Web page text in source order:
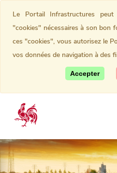
Le Portail Infrastructures
"cookies" nécessaires à son bon
ces "cookies", vous autorisez le
vos données de navigation à des
Accepter